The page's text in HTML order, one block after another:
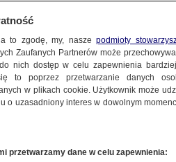
to zgodę, my, naszepodmioty
Zaufanych Partnerów może
nich dostęp w celu zapewnienia
to poprzez przetwarzanie danych
w plikach cookie. Użytkownik może
o uzasadniony interes w dowolnym
przetwarzamy dane w celu zapewnienia: